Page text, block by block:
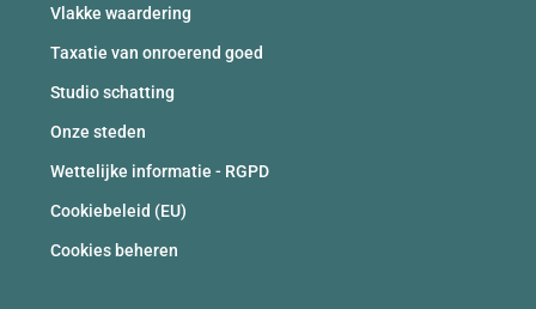
Vlakke waardering
Taxatie van onroerend goed
Studio schatting
Onze steden
Wettelijke informatie - RGPD
Cookiebeleid (EU)
Cookies beheren